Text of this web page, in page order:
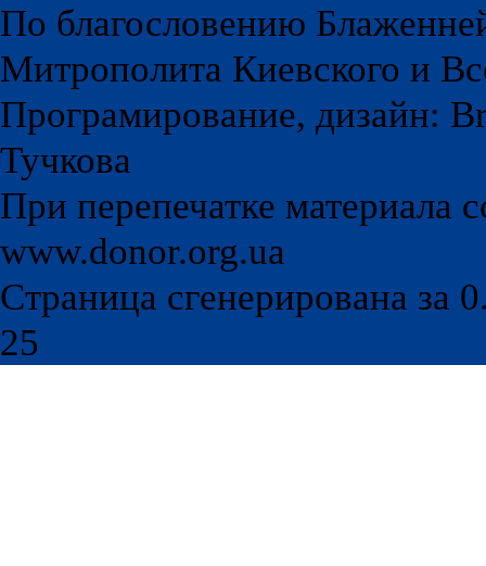
По благословению
Митрополита Киевского и
Програмирование, дизайн:
Тучкова
При перепечатке материала
www.donor.org.ua
Страница сгенерирована за
25